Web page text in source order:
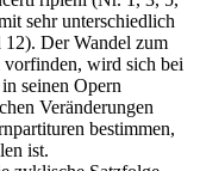
sehr unterschiedlich
12). Der Wandel zum
wird sich bei
seinen Opern
Veränderungen
bestimmen,
ist.